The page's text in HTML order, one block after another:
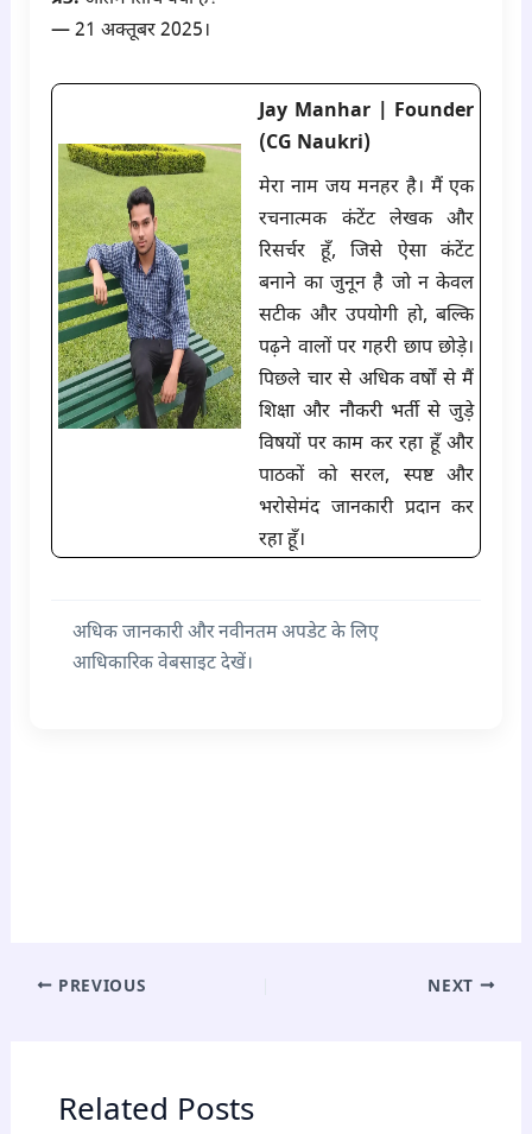
— 21 अक्तूबर 2025।
Jay Manhar | Founder
(CG Naukri)
मेरा नाम जय मनहर है। मैं एक
रचनात्मक कंटेंट लेखक और
रिसर्चर हूँ, जिसे ऐसा कंटेंट
बनाने का जुनून है जो न केवल
सटीक और उपयोगी हो, बल्कि
पढ़ने वालों पर गहरी छाप छोड़े।
पिछले चार से अधिक वर्षों से मैं
शिक्षा और नौकरी भर्ती से जुड़े
विषयों पर काम कर रहा हूँ और
पाठकों को सरल, स्पष्ट और
भरोसेमंद जानकारी प्रदान कर
रहा हूँ।
अधिक जानकारी और नवीनतम अपडेट के लिए
आधिकारिक वेबसाइट देखें।
PREVIOUS NEXT
Related Posts